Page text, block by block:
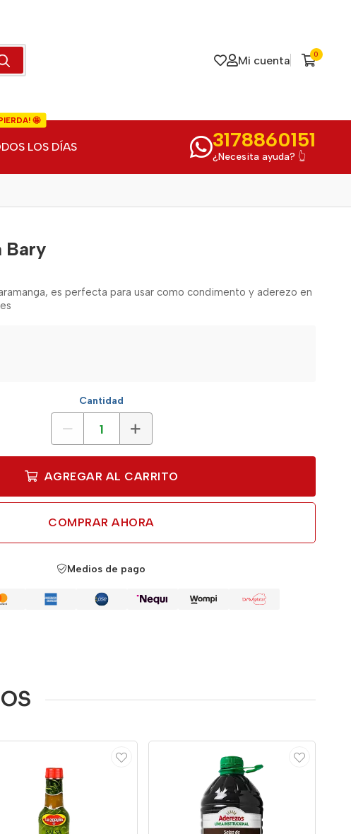
Mi cuenta 0
LOS DÍAS
🤩
3178860151
¿Necesita ayuda? 👆
Bary
es perfecta para usar como condimento y aderezo en
Cantidad
AGREGAR AL CARRITO
COMPRAR AHORA
Medios de pago